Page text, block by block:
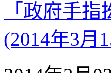
「政府手
(2014年3月